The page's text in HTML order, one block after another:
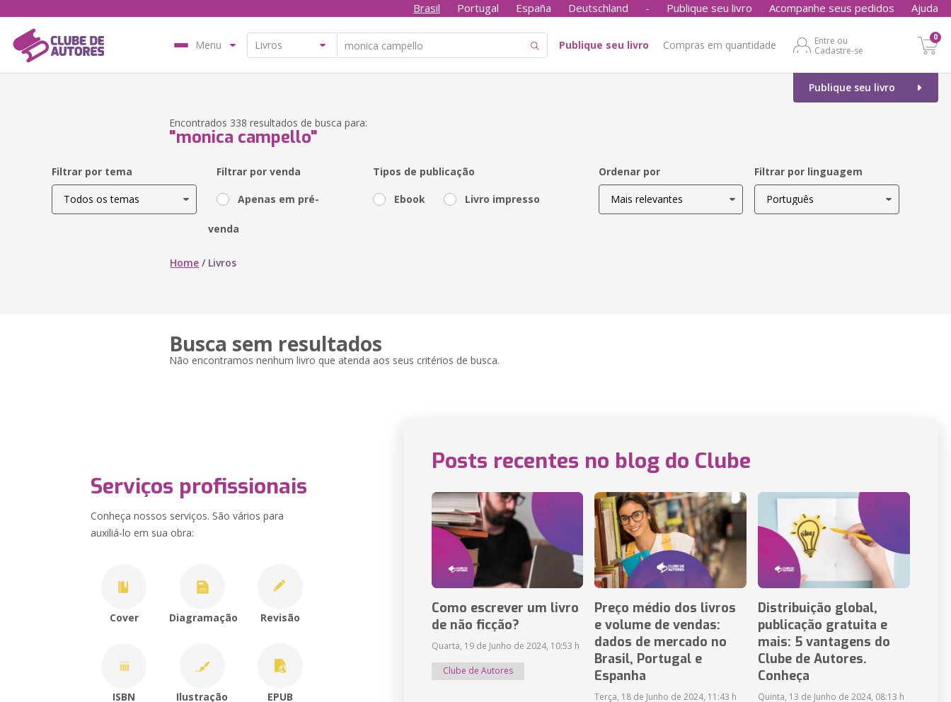
Brasil Portugal España Deutschland - Publique seu livro Acompanhe seus pedidos Ajuda
Menu Publique seu livro Compras em quantidade
Entre ou
Cadastre-se
0
Publique seu livro
Encontrados 338 resultados de busca para:
"monica campello"
Filtrar por tema Filtrar por venda
Apenas em pré-
venda
Tipos de publicação
Ebook Livro impresso
Ordenar por Filtrar por linguagem
Home / Livros
Busca sem resultados
Não encontramos nenhum livro que atenda aos seus critérios de busca.
Serviços profissionais
Conheça nossos serviços. São vários para
auxiliá-lo em sua obra:
Cover Diagramação Revisão
ISBN Ilustração EPUB
Posts recentes no blog do Clube
Como escrever um livro
de não ficção?
Quarta, 19 de Junho de 2024, 10:53 h
Clube de Autores
Preço médio dos livros
e volume de vendas:
dados de mercado no
Brasil, Portugal e
Espanha
Terça, 18 de Junho de 2024, 11:43 h
Distribuição global,
publicação gratuita e
mais: 5 vantagens do
Clube de Autores.
Conheça
Quinta, 13 de Junho de 2024, 08:13 h